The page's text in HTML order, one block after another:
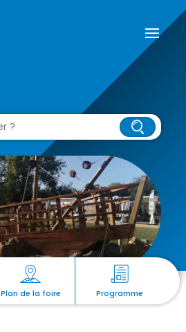
Plan de la foire Programme